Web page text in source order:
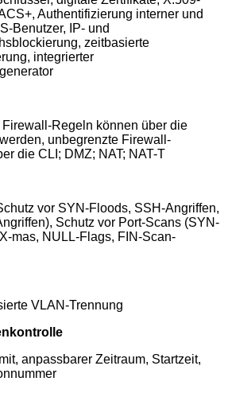
Authentifizierung interner und
Benutzer, IP- und
zeitbasierte
integrierter
Regeln können über die
unbegrenzte Firewall-
die CLI; DMZ; NAT; NAT-T
vor SYN-Floods, SSH-Angriffen,
Schutz vor Port-Scans (SYN-
mas, NULL-Flags, FIN-Scan-
VLAN-Trennung
anpassbarer Zeitraum, Startzeit,